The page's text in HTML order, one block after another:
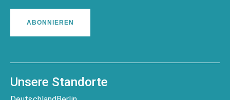
ABONNIEREN
Unsere Standorte